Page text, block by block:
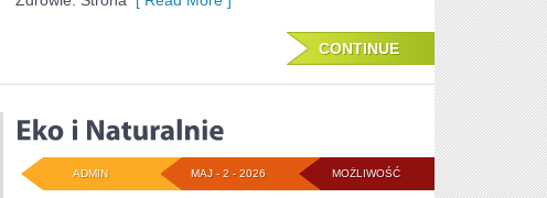
CONTINUE
MOŻLIWOŚĆ
MAJ - 2 - 2026
ADMIN